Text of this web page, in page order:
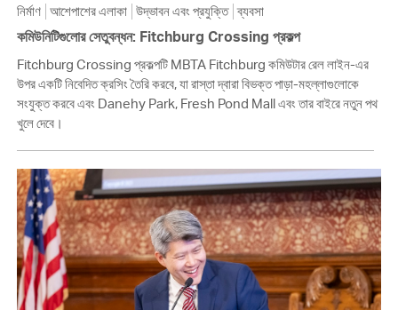
নির্মাণ আশেপাশের এলাকা উদ্ভাবন এবং প্রযুক্তি ব্যবসা
কমিউনিটিগুলোর সেতুবন্ধন: Fitchburg Crossing প্রকল্প
Fitchburg Crossing প্রকল্পটি MBTA Fitchburg কমিউটার রেল লাইন-এর
উপর একটি নিবেদিত ক্রসিং তৈরি করবে, যা রাস্তা দ্বারা বিভক্ত পাড়া-মহল্লাগুলোকে
সংযুক্ত করবে এবং Danehy Park, Fresh Pond Mall এবং তার বাইরে নতুন পথ
খুলে দেবে।